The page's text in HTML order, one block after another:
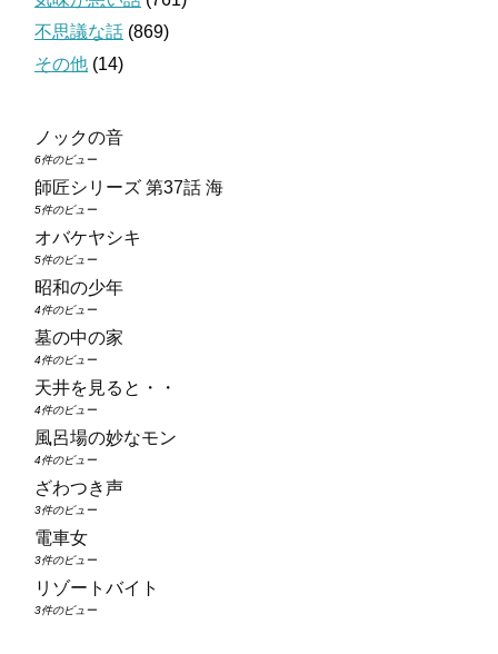
不思議な話 (869)
その他 (14)
ノックの音
6件のビュー
師匠シリーズ 第37話 海
5件のビュー
オバケヤシキ
5件のビュー
昭和の少年
4件のビュー
墓の中の家
4件のビュー
天井を見ると・・
4件のビュー
風呂場の妙なモン
4件のビュー
ざわつき声
3件のビュー
電車女
3件のビュー
リゾートバイト
3件のビュー